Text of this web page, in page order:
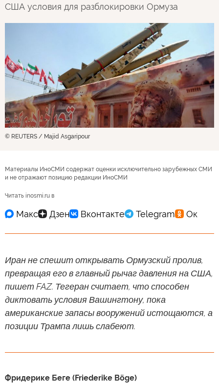
США условия для разблокировки Ормуза
© REUTERS / Majid Asgaripour
Материалы ИноСМИ содержат оценки исключительно зарубежных СМИ
и не отражают позицию редакции ИноСМИ
Читать inosmi.ru в
Иран не спешит открывать Ормузский пролив,
превращая его в главный рычаг давления на США,
пишет FAZ. Тегеран считает, что способен
диктовать условия Вашингтону, пока
американские запасы вооружений истощаются, а
позиции Трампа лишь слабеют.
Фридерике Беге (Friederike Böge)